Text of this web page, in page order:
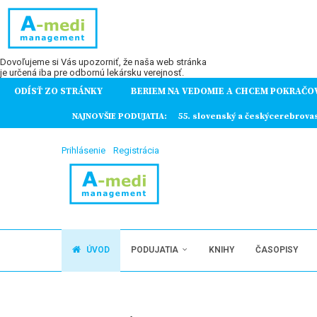
Dovoľujeme si Vás upozorniť, že naša web stránka
je určená iba pre odbornú lekársku verejnosť.
ODÍSŤ ZO STRÁNKY BERIEM NA VEDOMIE A CHCEM
NAJNOVŠIE PODUJATIA: 55. slovenský a
Prihlásenie Registrácia
ÚVOD PODUJATIA KNIHY ČASOPISY